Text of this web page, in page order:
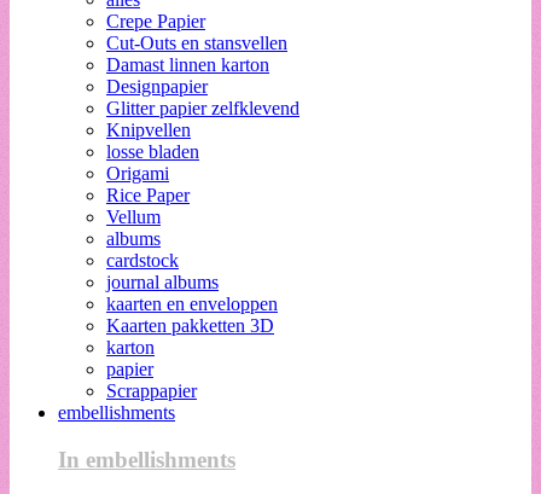
Crepe Papier
Cut-Outs en stansvellen
Damast linnen karton
Designpapier
Glitter papier zelfklevend
Knipvellen
losse bladen
Origami
Rice Paper
Vellum
albums
cardstock
journal albums
kaarten en enveloppen
Kaarten pakketten 3D
karton
papier
Scrappapier
embellishments
In embellishments